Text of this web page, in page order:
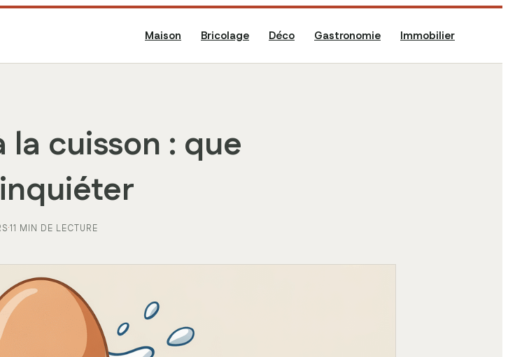
Maison Bricolage Déco Gastronomie Immobilier
cuisson : que
·11 MIN DE LECTURE